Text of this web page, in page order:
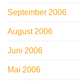
September 2006
August 2006
Juni 2006
Mai 2006